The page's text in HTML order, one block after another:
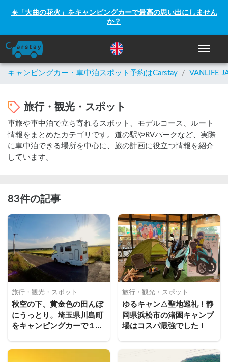
☀️「大曲の花火」をキャンピングカーで最高の思い出にしません
か？
ナビゲ
キャンピングカー・車中泊スポット予約はCarstay / VANLIFE
旅行・観光・スポット
車旅や車中泊で立ち寄れるスポット、モデルコース、ルート
情報をまとめたカテゴリです。道の駅やRVパークなど、実際
に車中泊できる場所を中心に、旅の計画に役立つ情報を紹介
しています。
83件の記事
旅行・観光・スポット
秋空の下、黄金色の田んぼ
にうっとり。埼玉県川島町
をキャンピングカーで１日
旅行・観光・スポット
ゆるキャン△聖地巡礼！静
岡県浜松市の渚園キャンプ
場はコスパ最強でした！